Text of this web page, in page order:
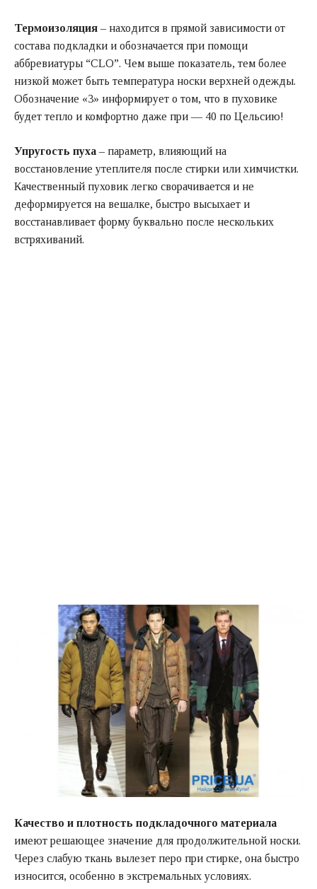
Термоизоляция – находится в прямой зависимости от
состава подкладки и обозначается при помощи
аббревиатуры “CLO”. Чем выше показатель, тем более
низкой может быть температура носки верхней одежды.
Обозначение «3» информирует о том, что в пуховике
будет тепло и комфортно даже при — 40 по Цельсию!
Упругость пуха – параметр, влияющий на
восстановление утеплителя после стирки или химчистки.
Качественный пуховик легко сворачивается и не
деформируется на вешалке, быстро высыхает и
восстанавливает форму буквально после нескольких
встряхиваний.
Качество и плотность подкладочного материала
имеют решающее значение для продолжительной носки.
Через слабую ткань вылезет перо при стирке, она быстро
износится, особенно в экстремальных условиях.